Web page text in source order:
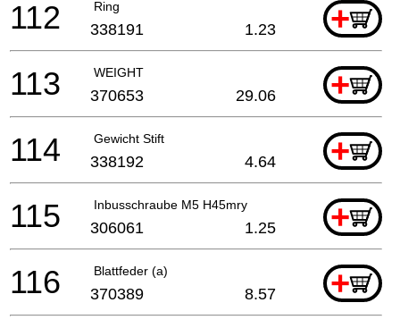
Ring +
112 338191 1.23
WEIGHT +
113 370653 29.06
Gewicht Stift +
114 338192 4.64
Inbusschraube M5 H45mry +
115 306061 1.25
Blattfeder (a) +
116 370389 8.57